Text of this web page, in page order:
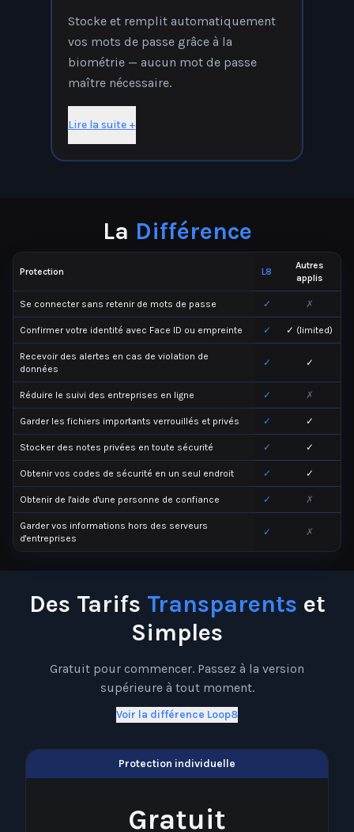
Stocke et remplit automatiquement
vos mots de passe grâce à la
biométrie — aucun mot de passe
maître nécessaire.
Lire la suite +
La Différence
Protection L8
Autres
applis
Se connecter sans retenir de mots de passe ✓ ✗
Confirmer votre identité avec Face ID ou empreinte ✓ ✓ (limited)
Recevoir des alertes en cas de violation de
données
✓ ✓
Réduire le suivi des entreprises en ligne ✓ ✗
Garder les fichiers importants verrouillés et privés ✓ ✓
Stocker des notes privées en toute sécurité ✓ ✓
Obtenir vos codes de sécurité en un seul endroit ✓ ✓
Obtenir de l'aide d'une personne de confiance ✓ ✗
Garder vos informations hors des serveurs
d'entreprises
✓ ✗
Des Tarifs Transparents et
Simples
Gratuit pour commencer. Passez à la version
supérieure à tout moment.
Voir la différence Loop8
Protection individuelle
Gratuit